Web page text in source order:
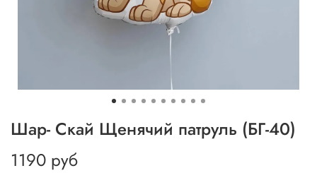
Шар- Скай Щенячий патруль (БГ-40)
1190 руб